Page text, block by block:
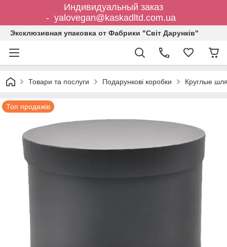
Индивидуальный заказ
- yalovegan@kaskadltd.com.ua
Эксклюзивная упаковка от Фабрики "Світ Дарунків"
Товари та послуги Подарункові коробки Круглые
Топ продажів